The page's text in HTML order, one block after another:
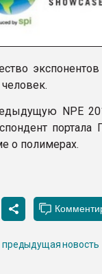
NPE
портала
о полимерах.
предыдущая новость